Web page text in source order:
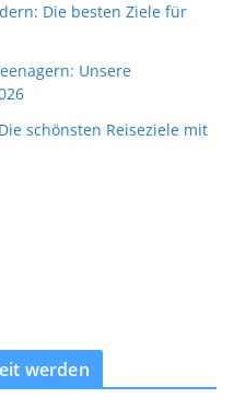
Die besten Ziele für
Unsere
schönsten Reiseziele mit
werden